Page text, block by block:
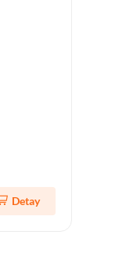
Detay